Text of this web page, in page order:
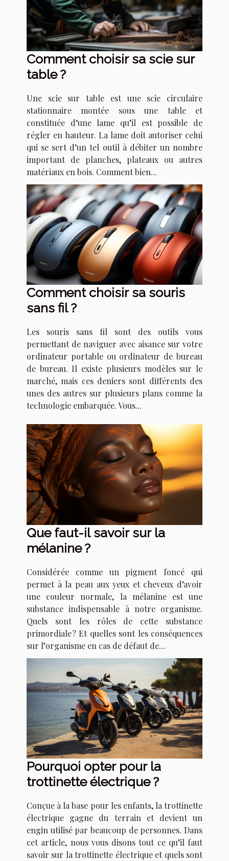
Comment choisir sa scie sur
table ?
Une scie sur table est une scie circulaire
stationnaire montée sous une table et
constituée d’une lame qu’il est possible de
régler en hauteur. La lame doit autoriser celui
qui se sert d’un tel outil à débiter un nombre
important de planches, plateaux ou autres
matériaux en bois. Comment bien...
Comment choisir sa souris
sans fil ?
Les souris sans fil sont des outils vous
permettant de naviguer avec aisance sur votre
ordinateur portable ou ordinateur de bureau
de bureau. Il existe plusieurs modèles sur le
marché, mais ces deniers sont différents des
unes des autres sur plusieurs plans comme la
technologie embarquée. Vous...
Que faut-il savoir sur la
mélanine ?
Considérée comme un pigment foncé qui
permet à la peau aux yeux et cheveux d’avoir
une couleur normale, la mélanine est une
substance indispensable à notre organisme.
Quels sont les rôles de cette substance
primordiale ? Et quelles sont les conséquences
sur l’organisme en cas de défaut de...
Pourquoi opter pour la
trottinette électrique ?
Conçue à la base pour les enfants, la trottinette
électrique gagne du terrain et devient un
engin utilisé par beaucoup de personnes. Dans
cet article, nous vous disons tout ce qu’il faut
savoir sur la trottinette électrique et quels sont